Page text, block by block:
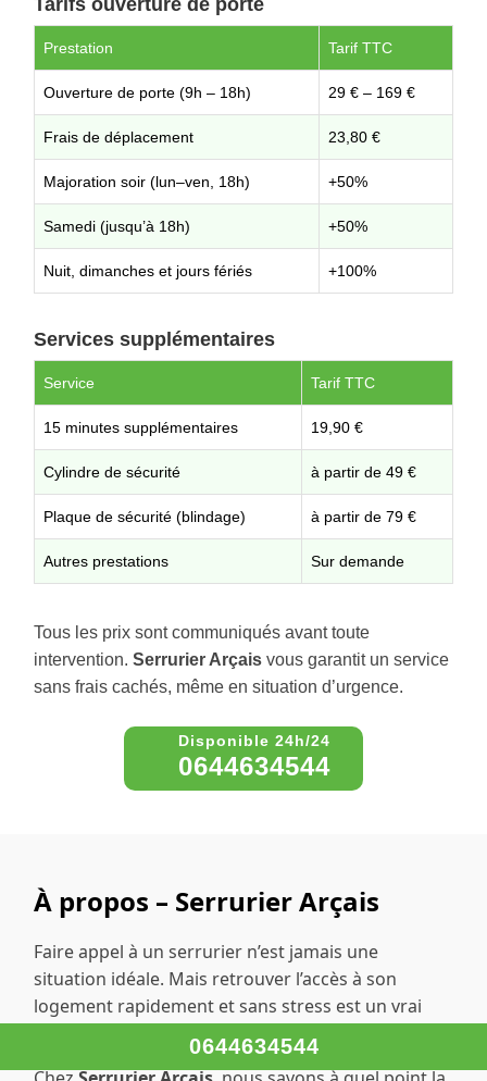
Prestation Tarif TTC
Ouverture de porte (9h – 18h) 29 € – 169 €
Frais de déplacement 23,80 €
Majoration soir (lun–ven, 18h) +50%
Samedi (jusqu’à 18h) +50%
Nuit, dimanches et jours fériés +100%
Services supplémentaires
Service Tarif TTC
15 minutes supplémentaires 19,90 €
Cylindre de sécurité à partir de 49 €
Plaque de sécurité (blindage) à partir de 79 €
Autres prestations Sur demande
Tous les prix sont communiqués avant toute
intervention. Serrurier Arçais vous garantit un service
sans frais cachés, même en situation d’urgence.
0644634544
À propos – Serrurier Arçais
Faire appel à un serrurier n’est jamais une
situation idéale. Mais retrouver l’accès à son
logement rapidement et sans stress est un vrai
0644634544